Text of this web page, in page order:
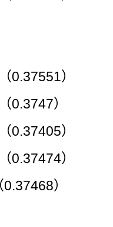
0.37551）
0.3747）
0.37405）
0.37474）
）